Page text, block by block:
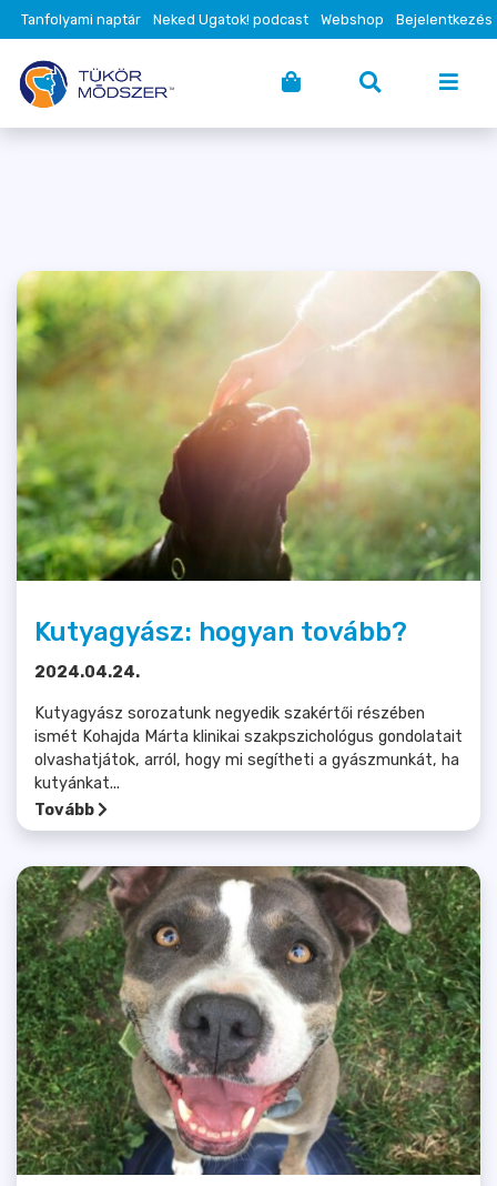
Tanfolyami naptár Neked Ugatok! podcast Webshop Bejelentkezés
Kutyagyász: hogyan tovább?
2024.04.24.
Kutyagyász sorozatunk negyedik szakértői részében
ismét Kohajda Márta klinikai szakpszichológus gondolatait
olvashatjátok, arról, hogy mi segítheti a gyászmunkát, ha
kutyánkat...
Tovább